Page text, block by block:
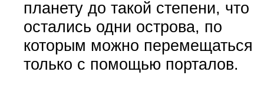
планету до такой степени, что
остались одни острова, по
которым можно перемещаться
только с помощью порталов.